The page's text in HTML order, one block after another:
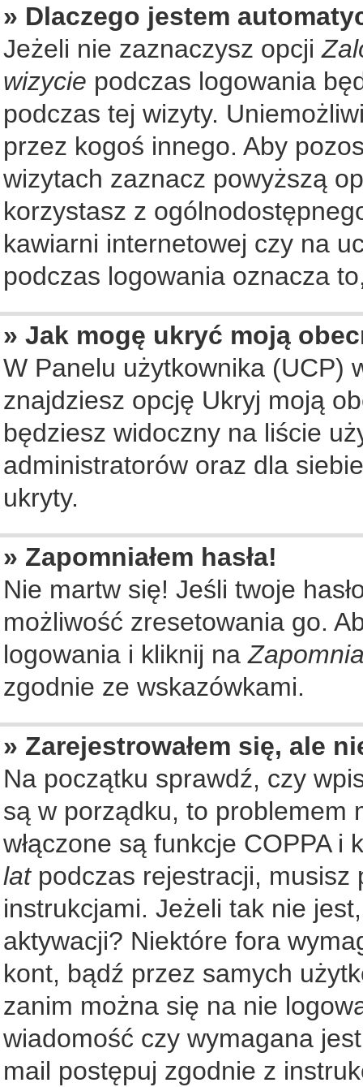
» Dlaczego jestem
Jeżeli nie zaznaczysz opcji
wizycie podczas logowania
podczas tej wizyty.
przez kogoś innego. Aby
wizytach zaznacz powyższą
korzystasz z
kawiarni internetowej czy na
podczas logowania oznacza
» Jak mogę ukryć moją
W Panelu użytkownika (UCP)
znajdziesz opcję Ukryj moją
będziesz widoczny na liście
administratorów oraz dla
ukryty.
» Zapomniałem hasła!
Nie martw się! Jeśli twoje
możliwość zresetowania go.
logowania i kliknij na
zgodnie ze wskazówkami.
» Zarejestrowałem się, ale
Na początku sprawdź, czy
są w porządku, to problemem
włączone są funkcje COPPA i
latpodczas rejestracji, musisz
instrukcjami. Jeżeli tak nie
aktywacji? Niektóre fora
kont, bądź przez samych
zanim można się na nie
wiadomość czy wymagana
mail postępuj zgodnie z